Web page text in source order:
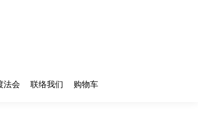
法会 联络我们 购物车